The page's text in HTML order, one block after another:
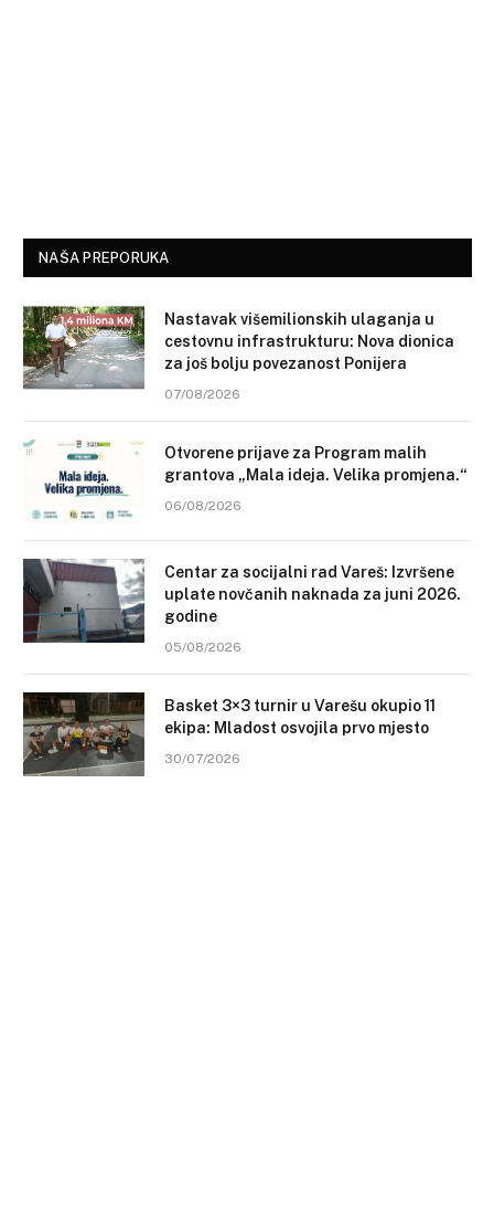
NAŠA PREPORUKA
Nastavak višemilionskih ulaganja u
cestovnu infrastrukturu: Nova dionica
za još bolju povezanost Ponijera
07/08/2026
Otvorene prijave za Program malih
grantova „Mala ideja. Velika promjena.“
06/08/2026
Centar za socijalni rad Vareš: Izvršene
uplate novčanih naknada za juni 2026.
godine
05/08/2026
Basket 3×3 turnir u Varešu okupio 11
ekipa: Mladost osvojila prvo mjesto
30/07/2026